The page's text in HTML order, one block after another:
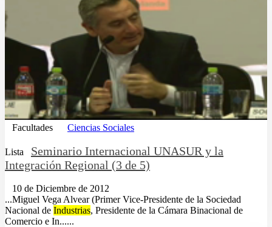
Facultades Ciencias Sociales
Lista
Seminario Internacional UNASUR y la
Integración Regional (3 de 5)
10 de Diciembre de 2012
...Miguel Vega Alvear (Primer Vice-Presidente de la Sociedad
Nacional de Industrias, Presidente de la Cámara Binacional de
Comercio e In......